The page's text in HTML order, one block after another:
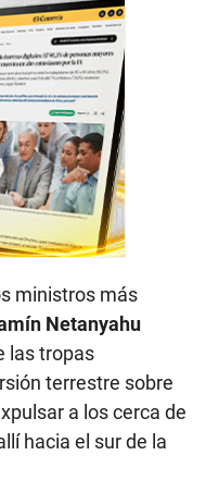
ministros más
Netanyahu
las tropas
terrestre sobre
a los cerca de
hacia el sur de la